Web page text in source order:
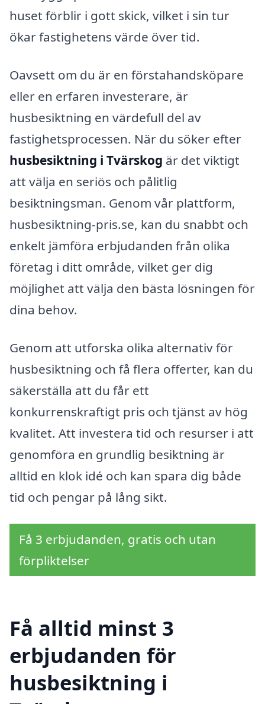
huset förblir i gott skick, vilket i sin tur
ökar fastighetens värde över tid.
Oavsett om du är en förstahandsköpare
eller en erfaren investerare, är
husbesiktning en värdefull del av
fastighetsprocessen. När du söker efter
husbesiktning i Tvärskog är det viktigt
att välja en seriös och pålitlig
besiktningsman. Genom vår plattform,
husbesiktning-pris.se, kan du snabbt och
enkelt jämföra erbjudanden från olika
företag i ditt område, vilket ger dig
möjlighet att välja den bästa lösningen för
dina behov.
Genom att utforska olika alternativ för
husbesiktning och få flera offerter, kan du
säkerställa att du får ett
konkurrenskraftigt pris och tjänst av hög
kvalitet. Att investera tid och resurser i att
genomföra en grundlig besiktning är
alltid en klok idé och kan spara dig både
tid och pengar på lång sikt.
Få 3 erbjudanden, gratis och utan
förpliktelser
Få alltid minst 3
erbjudanden för
husbesiktning i